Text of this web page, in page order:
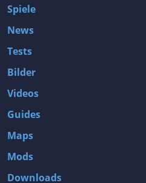
Spiele
News
Tests
Bilder
Videos
Guides
Maps
Mods
Downloads